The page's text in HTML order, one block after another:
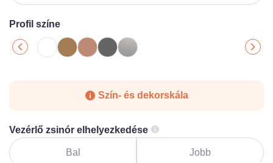
Profil színe
Szín- és dekorskála
Vezérlő zsinór elhelyezkedése
Bal Jobb